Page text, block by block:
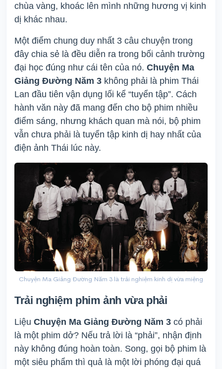
chùa vàng, khoác lên mình những hương vị kinh
dị khác nhau.
Một điểm chung duy nhất 3 câu chuyện trong
đây chia sẻ là đều diễn ra trong bối cảnh trường
đại học đúng như cái tên của nó. Chuyện Ma
Giảng Đường Năm 3 không phải là phim Thái
Lan đầu tiên vận dụng lối kể “tuyển tập”. Cách
hành văn này đã mang đến cho bộ phim nhiều
điểm sáng, nhưng khách quan mà nói, bộ phim
vẫn chưa phải là tuyển tập kinh dị hay nhất của
điện ảnh Thái lúc này.
Chuyện Ma Giảng Đường Năm 3 là trải nghiệm kinh dị vừa miệng
Trải nghiệm phim ảnh vừa phải
Liệu Chuyện Ma Giảng Đường Năm 3 có phải
là một phim dở? Nếu trả lời là “phải”, nhận định
này không đúng hoàn toàn. Song, gọi bộ phim là
một siêu phẩm thì quả là một lời phóng đại quá